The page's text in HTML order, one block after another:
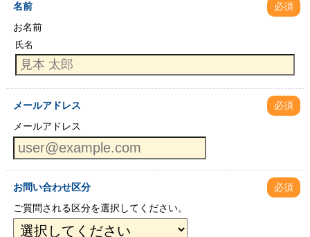
名前
必須
お名前
氏名
メールアドレス
必須
メールアドレス
お問い合わせ区分
必須
ご質問される区分を選択してください。